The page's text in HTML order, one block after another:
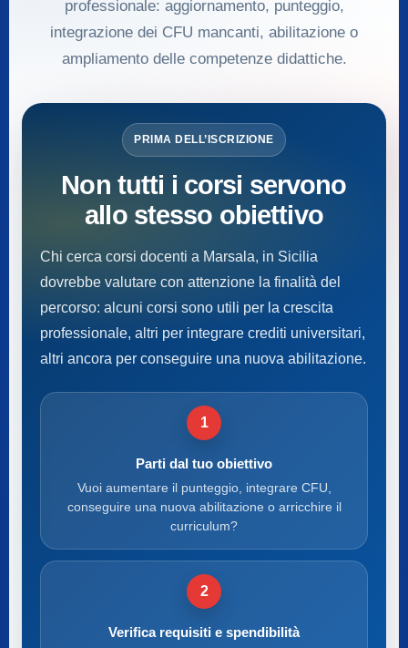
professionale: aggiornamento, punteggio,
integrazione dei CFU mancanti, abilitazione o
ampliamento delle competenze didattiche.
PRIMA DELL’ISCRIZIONE
Non tutti i corsi servono
allo stesso obiettivo
Chi cerca corsi docenti a Marsala, in Sicilia
dovrebbe valutare con attenzione la finalità del
percorso: alcuni corsi sono utili per la crescita
professionale, altri per integrare crediti universitari,
altri ancora per conseguire una nuova abilitazione.
1
Parti dal tuo obiettivo
Vuoi aumentare il punteggio, integrare CFU,
conseguire una nuova abilitazione o arricchire il
curriculum?
2
Verifica requisiti e spendibilità